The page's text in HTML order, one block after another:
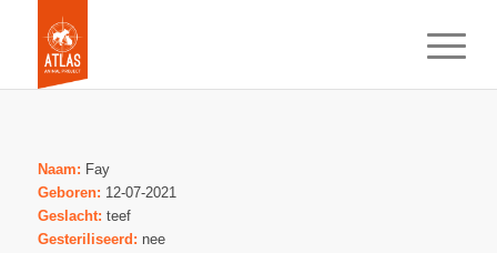
Naam: Fay
Geboren: 12-07-2021
Geslacht: teef
Gesteriliseerd: nee